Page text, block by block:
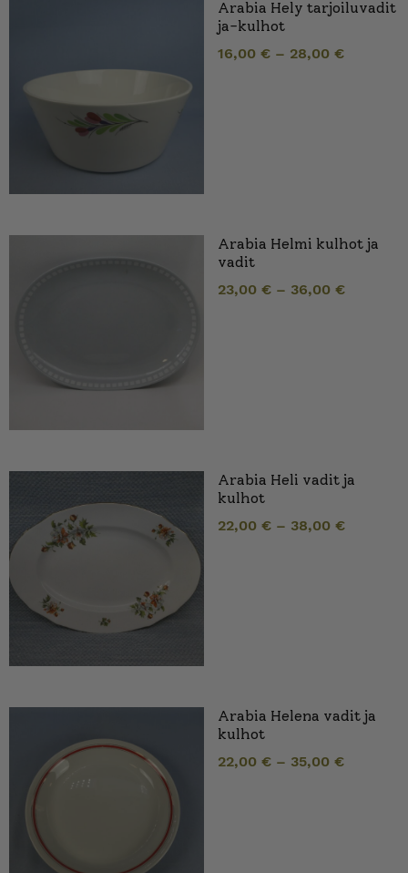
Arabia Hely tarjoiluvadit
ja-kulhot
16,00 € – 28,00 €
Arabia Helmi kulhot ja
vadit
23,00 € – 36,00 €
Arabia Heli vadit ja
kulhot
22,00 € – 38,00 €
Arabia Helena vadit ja
kulhot
22,00 € – 35,00 €